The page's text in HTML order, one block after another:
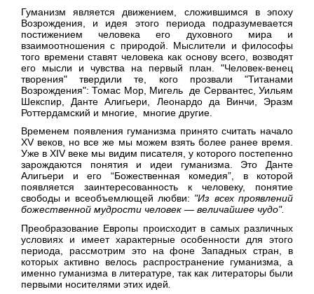
Гуманизм является движением, сложившимся в эпоху
Возрождения, и идея этого периода подразумевается
постижением человека его духовного мира и
взаимоотношения с природой. Мыслители и философы
того времени ставят человека как основу всего, возводят
его мысли и чувства на первый план. "Человек-венец
творения" твердили те, кого прозвали "Титанами
Возрождения": Томас Мор, Мигель де Сервантес, Уильям
Шекспир, Данте Алигьери, Леонардо да Винчи, Эразм
Роттердамский и многие, многие другие.
Временем появления гуманизма принято считать начало
XV веков, но все же мы можем взять более ранее время.
Уже в XIV веке мы видим писателя, у которого постепенно
зарождаются понятия и идеи гуманизма. Это Данте
Алигьери и его “Божественная комедия”, в которой
появляется заинтересованность к человеку, понятие
свободы и всеобъемлющей любви: "Из всех проявлений
божественной мудрости человек — величайшее чудо".
Преобразование Европы происходит в самых различных
условиях и имеет характерные особенности для этого
периода, рассмотрим это на фоне Западных стран, в
которых активно велось распространение гуманизма, а
именно гуманизма в литературе, так как литераторы были
первыми носителями этих идей